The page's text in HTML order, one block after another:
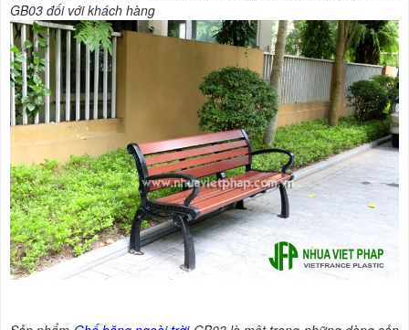
GB03 đối với khách hàng